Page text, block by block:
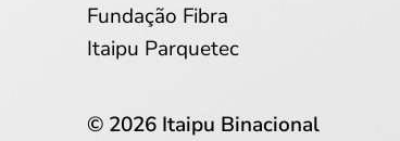
Fundação Fibra
Itaipu Parquetec
© 2026 Itaipu Binacional